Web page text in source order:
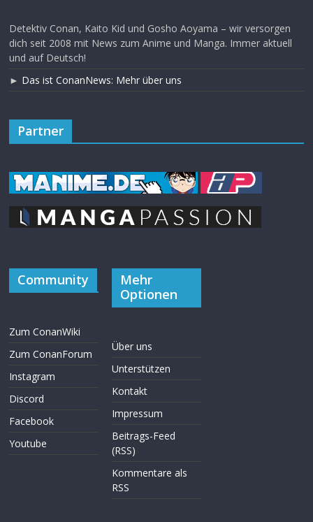
Detektiv Conan, Kaito Kid und Gosho Aoyama – wir versorgen
dich seit 2008 mit News zum Anime und Manga. Immer aktuell
und auf Deutsch!
► Das ist ConanNews: Mehr über uns
Partner
Community
Zum ConanWiki
Zum ConanForum
Instagram
Discord
Facebook
Youtube
Mehr
Optionen
Über uns
Unterstützen
Kontakt
Impressum
Beitrags-Feed
(RSS)
Kommentare als
RSS